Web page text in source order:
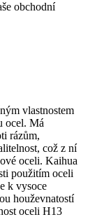
obchodní
vlastnostem
ocel. Má
rázům,
což z ní
oceli. Kaihua
použitím oceli
k vysoce
houževnatostí
oceli H13